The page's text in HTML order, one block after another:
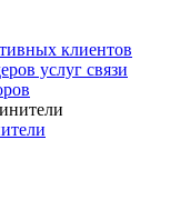
клиентов
услуг связи